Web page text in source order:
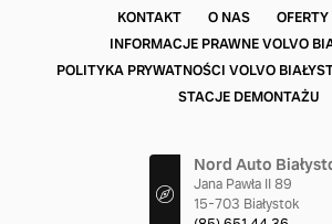
KONTAKT O NAS
INFORMACJE PRAWNE VOLVO
POLITYKA PRYWATNOŚCI VOLVO
STACJE DEMONTAŻU
Nord Auto
Jana Pawła II 89
15-703 Białystok